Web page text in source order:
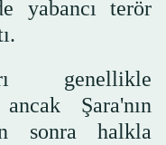
yabancı terör
genellikle
Şara'nın
sonra halkla